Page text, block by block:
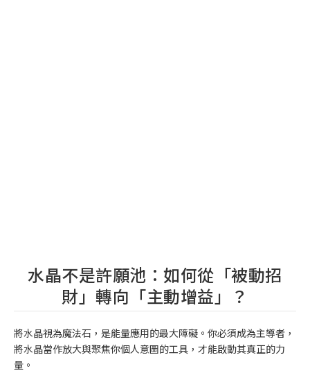
水晶不是許願池：如何從「被動招
財」轉向「主動增益」？
將水晶視為魔法石，是能量應用的最大障礙。你必須成為主導者，
將水晶當作放大與聚焦你個人意圖的工具，才能啟動其真正的力
量。